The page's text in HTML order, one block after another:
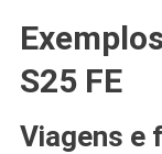
S25 FE
Viagens e